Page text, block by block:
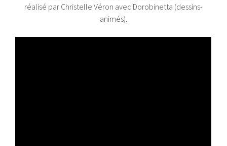
réalisé par Christelle Véron avec Dorobinetta (dessins-
animés).